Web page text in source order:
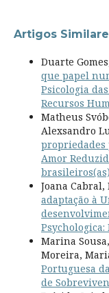
Artigos
Duarte
que papel
Psicologia
Recursos
Matheus
Alexsandro
propriedades
Amor
brasileiros(as)
Joana
adaptação à
Psychologica:
Marina
Moreira,
Portuguesa
de